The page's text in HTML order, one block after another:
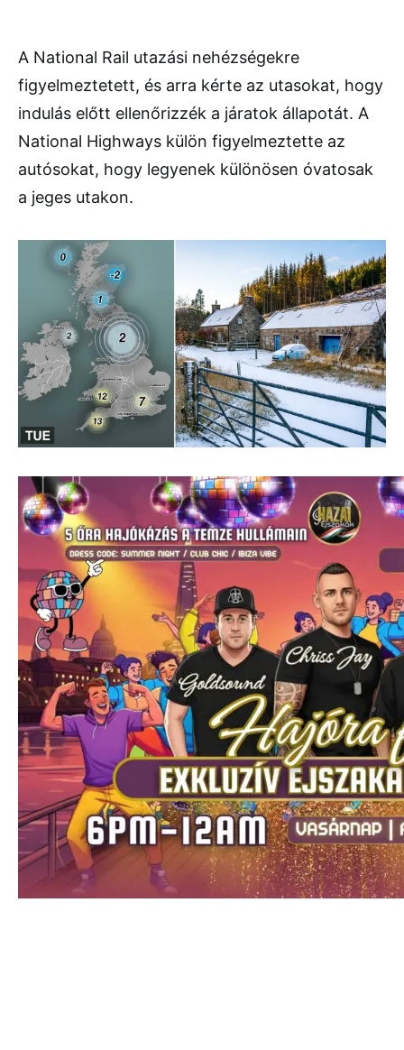
A National Rail utazási nehézségekre
figyelmeztetett, és arra kérte az utasokat, hogy
indulás előtt ellenőrizzék a járatok állapotát. A
National Highways külön figyelmeztette az
autósokat, hogy legyenek különösen óvatosak
a jeges utakon.